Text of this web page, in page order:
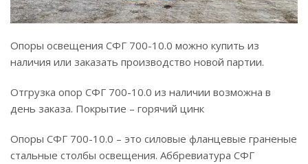
Опоры освещения СФГ 700-10.0 можно купить из
наличия или заказать производство новой партии.
Отгрузка опор СФГ 700-10.0 из наличии возможна в
день заказа. Покрытие – горячий цинк
Опоры СФГ 700-10.0 – это силовые фланцевые граненые
стальные столбы освещения. Аббревиатура СФГ